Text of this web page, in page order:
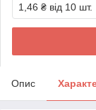
1,46 ₴ від 10 шт.
Опис